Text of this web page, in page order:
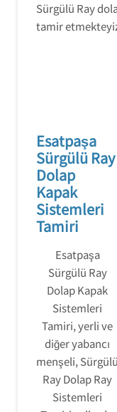
Sürgülü Ray
tamir
Esatpaşa
Sürgülü Ray
Dolap
Kapak
Sistemleri
Tamiri
Esatpaşa
Sürgülü Ray
Dolap Kapak
Sistemleri
Tamiri, yerli ve
diğer yabancı
menşeli, Sürgülü
Ray Dolap Ray
Sistemleri